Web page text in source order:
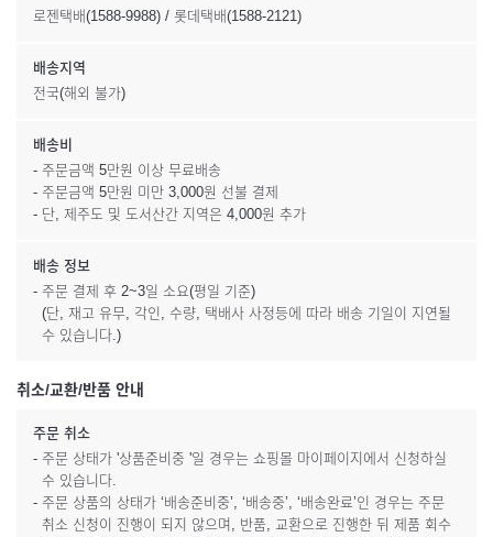
로젠택배(1588-9988) / 롯데택배(1588-2121)
배송지역
전국(해외 불가)
배송비
- 주문금액 5만원 이상 무료배송
- 주문금액 5만원 미만 3,000원 선불 결제
- 단, 제주도 및 도서산간 지역은 4,000원 추가
배송 정보
- 주문 결제 후 2~3일 소요(평일 기준)
(단, 재고 유무, 각인, 수량, 택배사 사정등에 따라 배송 기일이 지연될
수 있습니다.)
취소/교환/반품 안내
주문 취소
- 주문 상태가 '상품준비중 '일 경우는 쇼핑몰 마이페이지에서 신청하실
수 있습니다.
- 주문 상품의 상태가 ‘배송준비중’, ‘배송중’, ‘배송완료’인 경우는 주문
취소 신청이 진행이 되지 않으며, 반품, 교환으로 진행한 뒤 제품 회수